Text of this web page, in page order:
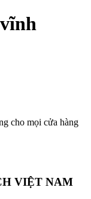
cho mọi cửa hàng
VIỆT NAM